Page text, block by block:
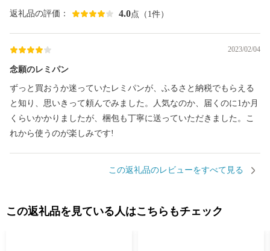
返礼品の評価： 4.0点（1件）
2023/02/04
念願のレミパン
ずっと買おうか迷っていたレミパンが、ふるさと納税でもらえる
と知り、思いきって頼んでみました。人気なのか、届くのに1か月
くらいかかりましたが、梱包も丁寧に送っていただきました。こ
れから使うのが楽しみです!
この返礼品のレビューをすべて見る
この返礼品を見ている人はこちらもチェック